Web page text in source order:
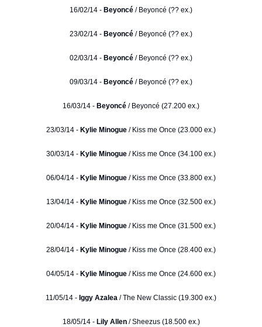
16/02/14 - Beyoncé / Beyoncé (?? ex.)
23/02/14 - Beyoncé / Beyoncé (?? ex.)
02/03/14 - Beyoncé / Beyoncé (?? ex.)
09/03/14 - Beyoncé / Beyoncé (?? ex.)
16/03/14 - Beyoncé / Beyoncé (27.200 ex.)
23/03/14 - Kylie Minogue / Kiss me Once (23.000 ex.)
30/03/14 - Kylie Minogue / Kiss me Once (34.100 ex.)
06/04/14 - Kylie Minogue / Kiss me Once (33.800 ex.)
13/04/14 - Kylie Minogue / Kiss me Once (32.500 ex.)
20/04/14 - Kylie Minogue / Kiss me Once (31.500 ex.)
28/04/14 - Kylie Minogue / Kiss me Once (28.400 ex.)
04/05/14 - Kylie Minogue / Kiss me Once (24.600 ex.)
11/05/14 - Iggy Azalea / The New Classic (19.300 ex.)
18/05/14 - Lily Allen/ Sheezus (18.500 ex.)